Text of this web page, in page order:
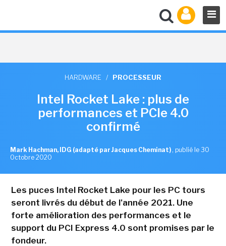
HARDWARE / PROCESSEUR
Intel Rocket Lake : plus de
performances et PCIe 4.0
confirmé
Mark Hachman, IDG (adapté par Jacques Cheminat) , publié le 30
Octobre 2020
Les puces Intel Rocket Lake pour les PC tours
seront livrés du début de l'année 2021. Une
forte amélioration des performances et le
support du PCI Express 4.0 sont promises par le
fondeur.